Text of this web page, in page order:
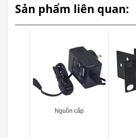
Sản phẩm liên quan:
Nguồn cấp